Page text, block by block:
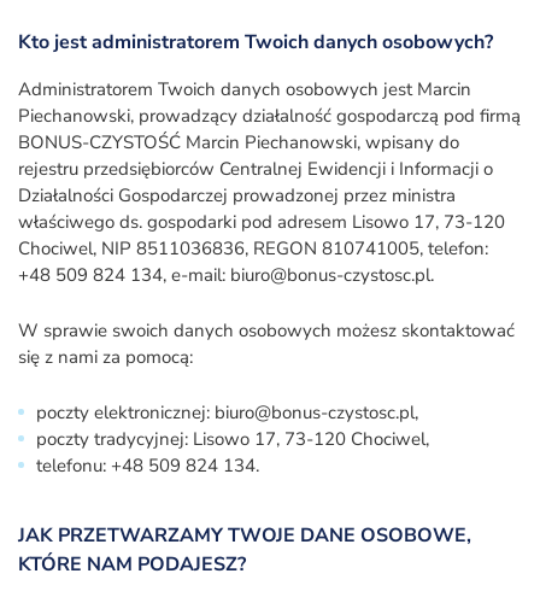
Kto jest administratorem Twoich danych osobowych?
Administratorem Twoich danych osobowych jest Marcin
Piechanowski, prowadzący działalność gospodarczą pod firmą
BONUS-CZYSTOŚĆ Marcin Piechanowski, wpisany do
rejestru przedsiębiorców Centralnej Ewidencji i Informacji o
Działalności Gospodarczej prowadzonej przez ministra
właściwego ds. gospodarki pod adresem Lisowo 17, 73-120
Chociwel, NIP 8511036836, REGON 810741005, telefon:
+48 509 824 134, e-mail: biuro@bonus-czystosc.pl.
W sprawie swoich danych osobowych możesz skontaktować
się z nami za pomocą:
poczty elektronicznej: biuro@bonus-czystosc.pl,
poczty tradycyjnej: Lisowo 17, 73-120 Chociwel,
telefonu: +48 509 824 134.
JAK PRZETWARZAMY TWOJE DANE OSOBOWE,
KTÓRE NAM PODAJESZ?